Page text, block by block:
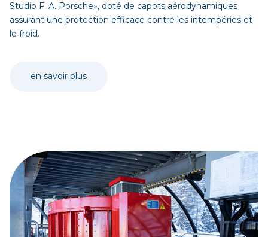
Studio F. A. Porsche», doté de capots aérodynamiques
assurant une protection efficace contre les intempéries et
le froid.
en savoir plus